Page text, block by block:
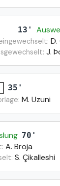
13'
J.
35'
M. Uzuni
70'
A. Broja
S. Çikalleshi